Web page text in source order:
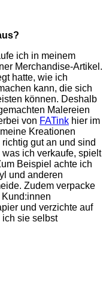
ich in meinem
Merchandise-Artikel.
hatte, wie ich
kann, die sich
können. Deshalb
Malereien
von FATink hier im
Kreationen
gut an und sind
ich verkaufe, spielt
Beispiel achte ich
und anderen
Zudem verpacke
und verzichte auf
sie selbst